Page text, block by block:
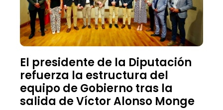
El presidente de la Diputación
refuerza la estructura del
equipo de Gobierno tras la
salida de Víctor Alonso Monge